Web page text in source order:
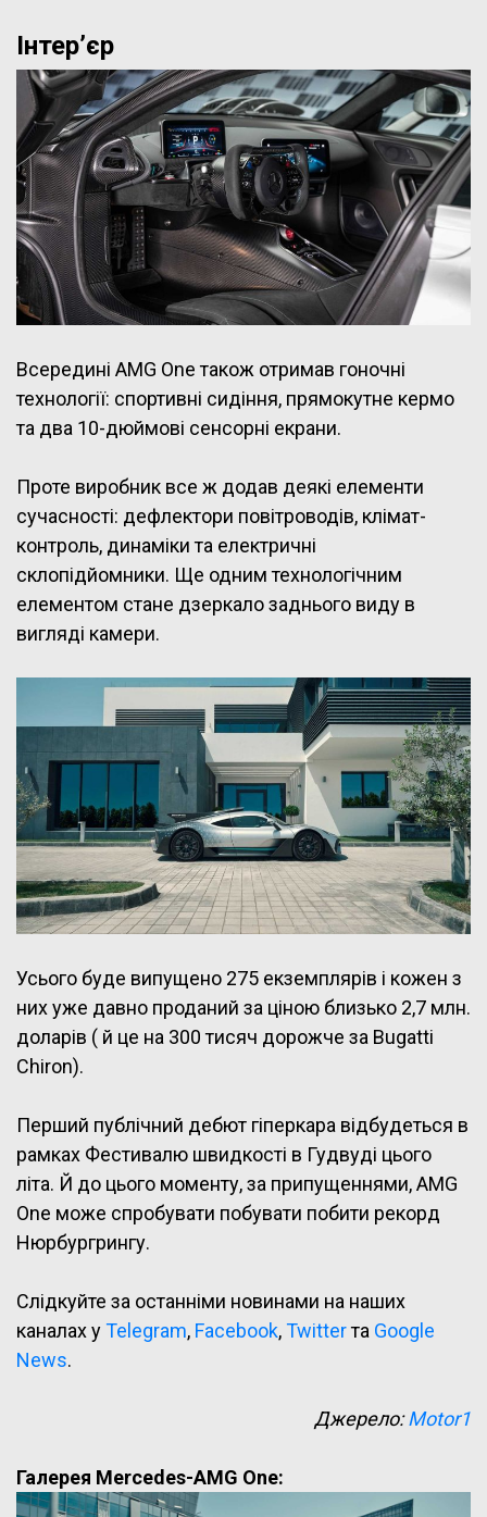
Інтер’єр
Всередині AMG One також отримав гоночні
технології: спортивні сидіння, прямокутне кермо
та два 10-дюймові сенсорні екрани.
Проте виробник все ж додав деякі елементи
сучасності: дефлектори повітроводів, клімат-
контроль, динаміки та електричні
склопідйомники. Ще одним технологічним
елементом стане дзеркало заднього виду в
вигляді камери.
Усього буде випущено 275 екземплярів і кожен з
них уже давно проданий за ціною близько 2,7 млн.
доларів ( й це на 300 тисяч дорожче за Bugatti
Chiron).
Перший публічний дебют гіперкара відбудеться в
рамках Фестивалю швидкості в Гудвуді цього
літа. Й до цього моменту, за припущеннями, AMG
One може спробувати побувати побити рекорд
Нюрбургрингу.
Слідкуйте за останніми новинами на наших
каналах уTelegram, Facebook,Twitterта Google
News.
Джерело:Motor1
Галерея Mercedes-AMG One: